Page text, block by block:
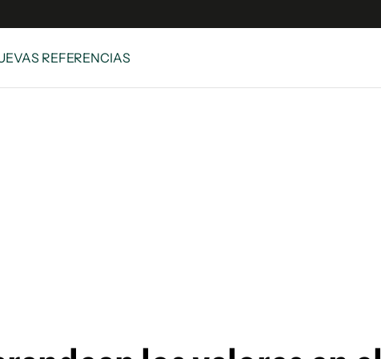
REFERENCIAS